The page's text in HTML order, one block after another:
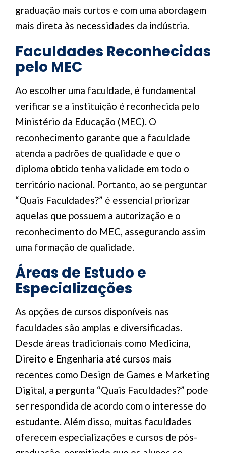
graduação mais curtos e com uma abordagem
mais direta às necessidades da indústria.
Faculdades Reconhecidas
pelo MEC
Ao escolher uma faculdade, é fundamental
verificar se a instituição é reconhecida pelo
Ministério da Educação (MEC). O
reconhecimento garante que a faculdade
atenda a padrões de qualidade e que o
diploma obtido tenha validade em todo o
território nacional. Portanto, ao se perguntar
“Quais Faculdades?” é essencial priorizar
aquelas que possuem a autorização e o
reconhecimento do MEC, assegurando assim
uma formação de qualidade.
Áreas de Estudo e
Especializações
As opções de cursos disponíveis nas
faculdades são amplas e diversificadas.
Desde áreas tradicionais como Medicina,
Direito e Engenharia até cursos mais
recentes como Design de Games e Marketing
Digital, a pergunta “Quais Faculdades?” pode
ser respondida de acordo com o interesse do
estudante. Além disso, muitas faculdades
oferecem especializações e cursos de pós-